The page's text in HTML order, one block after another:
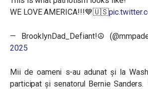
WE LOVE AMERICA!!!💙🇺🇸
— BrooklynDad_Defiant!☮️
2025
Mii de oameni s-au adunat și la
participat și senatorul Bernie Sanders.